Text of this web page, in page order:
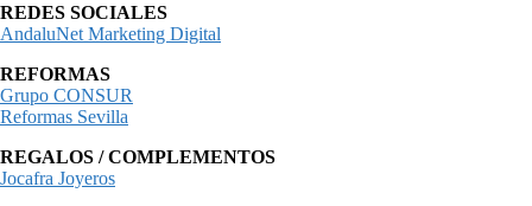
REDES SOCIALES
AndaluNet Marketing Digital
REFORMAS
Grupo CONSUR
Reformas Sevilla
REGALOS / COMPLEMENTOS
Jocafra Joyeros